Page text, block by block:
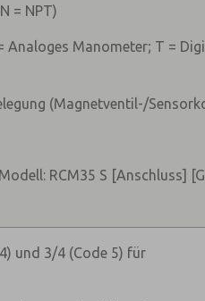
= NPT)
Analoges Manometer; T =
(Magnetventil-/
RCM35 S [Anschluss]
und 3/4 (Code 5) für